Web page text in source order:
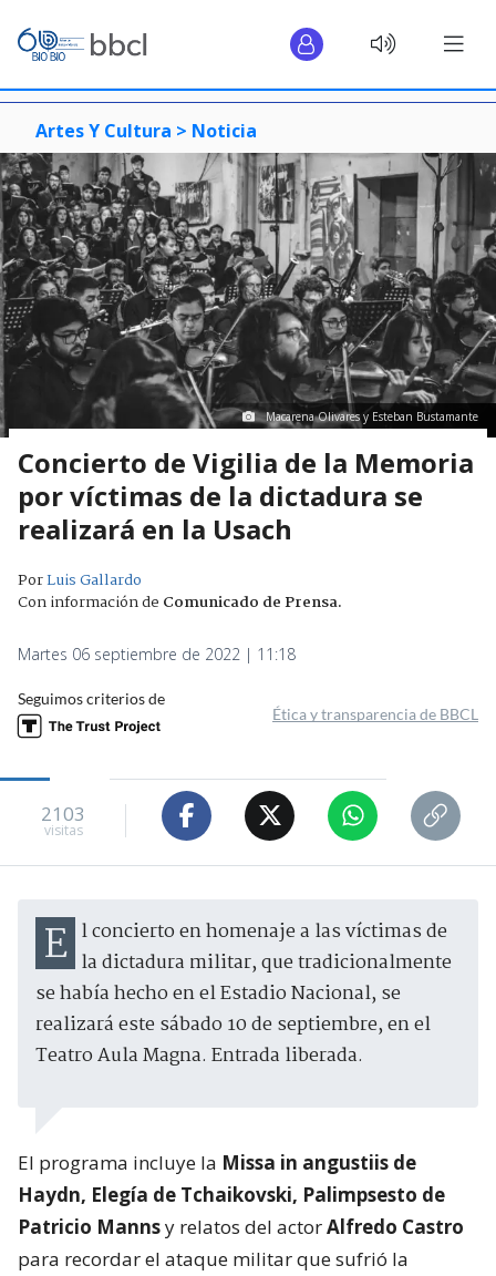
Artes Y Cultura > Noticia
Macarena Olivares y Esteban Bustamante
Concierto de Vigilia de la Memoria
por víctimas de la dictadura se
realizará en la Usach
PorLuis Gallardo
Con información de Comunicado de Prensa.
Martes 06 septiembre de 2022 | 11:18
Seguimos criterios de
Ética y transparencia de BBCL
2103
visitas
El concierto en homenaje a las víctimas de la dictadura militar, que tradicionalmente
se había hecho en el Estadio Nacional, se
realizará este sábado 10 de septiembre, en el
Teatro Aula Magna. Entrada liberada.
El programa incluye la Missa in angustiis de
Haydn, Elegía de Tchaikovski, Palimpsesto de
Patricio Mannsy relatos del actorAlfredo Castro
para recordar el ataque militar que sufrió la